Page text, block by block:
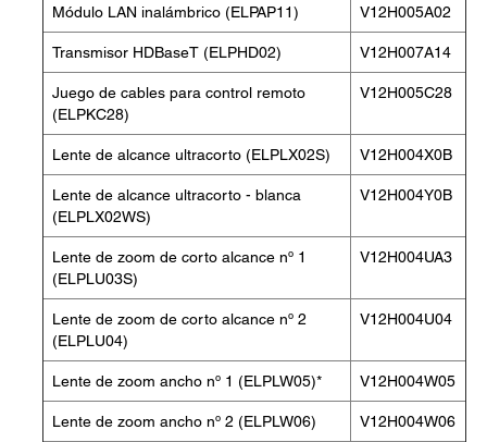
Módulo LAN inalámbrico (ELPAP11) V12H005A02
Transmisor HDBaseT (ELPHD02) V12H007A14
Juego de cables para control remoto
(ELPKC28)
V12H005C28
Lente de alcance ultracorto (ELPLX02S) V12H004X0B
Lente de alcance ultracorto - blanca
(ELPLX02WS)
V12H004Y0B
Lente de zoom de corto alcance nº 1
(ELPLU03S)
V12H004UA3
Lente de zoom de corto alcance nº 2
(ELPLU04)
V12H004U04
Lente de zoom ancho nº 1 (ELPLW05)* V12H004W05
Lente de zoom ancho nº 2 (ELPLW06) V12H004W06